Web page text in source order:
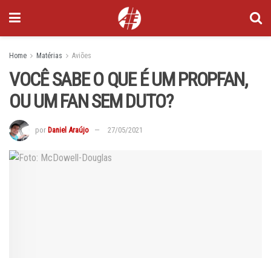
Home Matérias Aviões
VOCÊ SABE O QUE É UM PROPFAN,
OU UM FAN SEM DUTO?
por Daniel Araújo 27/05/2021